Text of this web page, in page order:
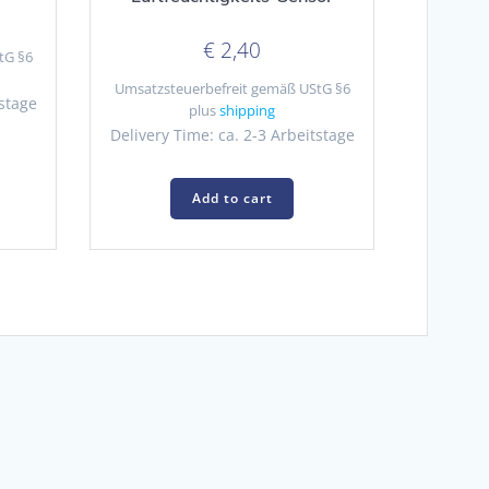
§6
€ 2,40
Umsatzsteuerbefreit gemäß UStG §6
plusshipping
Delivery Time: ca. 2-3 Arbeitstage
Add to cart